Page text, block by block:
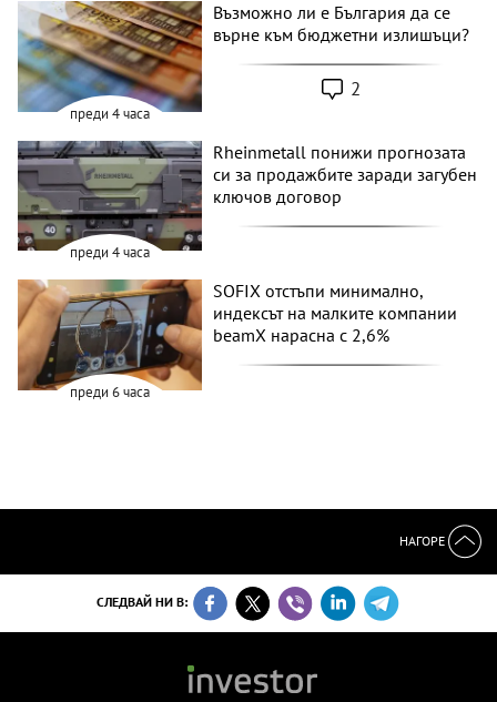
преди 4 часа
Възможно ли е България да се
върне към бюджетни излишъци?
2
преди 4 часа
Rheinmetall понижи прогнозата
си за продажбите заради загубен
ключов договор
преди 6 часа
SOFIX отстъпи минимално,
индексът на малките компании
beamX нарасна с 2,6%
НАГОРЕ
СЛЕДВАЙ НИ В: